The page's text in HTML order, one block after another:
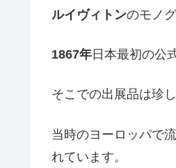
ルイヴィトンのモノ
1867年 日本最初の公
そこでの出展品は珍
当時のヨーロッパで
れています。